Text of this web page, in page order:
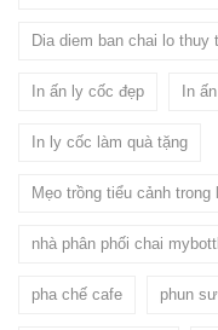
Dia diem ban chai lo thuy
In ấn ly cốc đẹp In
In ly cốc làm quà tặng
Mẹo trồng tiểu cảnh
nhà phân phối chai
pha chế cafe phun